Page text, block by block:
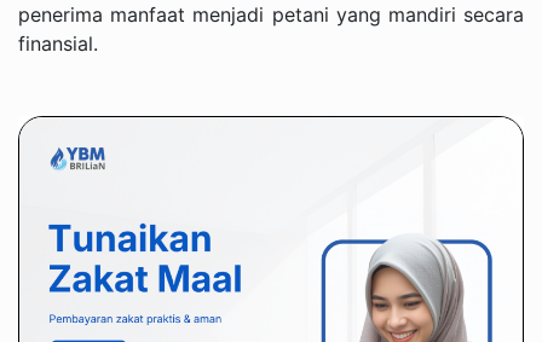
penerima manfaat menjadi petani yang mandiri secara
finansial.